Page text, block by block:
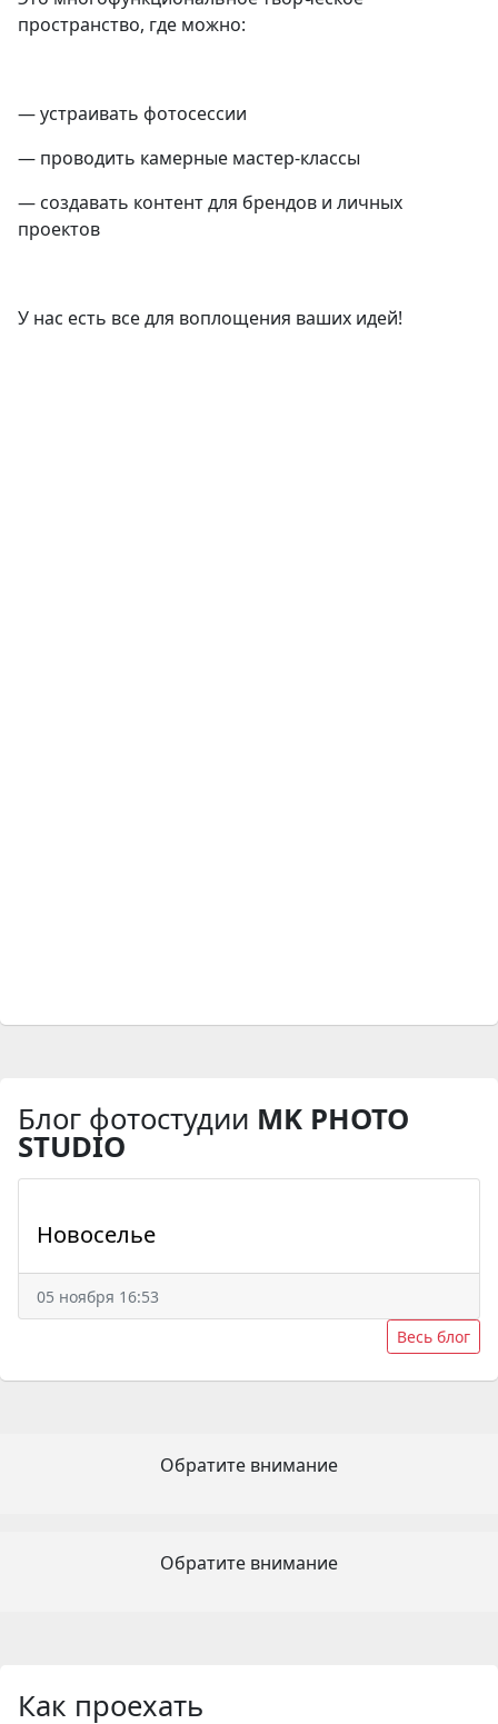
пространство, где можно:
— устраивать фотосессии
— проводить камерные мастер-классы
— создавать контент для брендов и личных
проектов
У нас есть все для воплощения ваших идей!
Блог фотостудии MK PHOTO
STUDIO
Новоселье
05 ноября 16:53
Весь блог
Обратите внимание
Обратите внимание
Как проехать